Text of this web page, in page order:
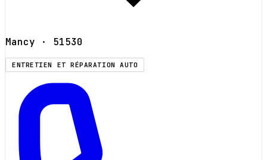
Mancy · 51530
ENTRETIEN ET RÉPARATION AUTO